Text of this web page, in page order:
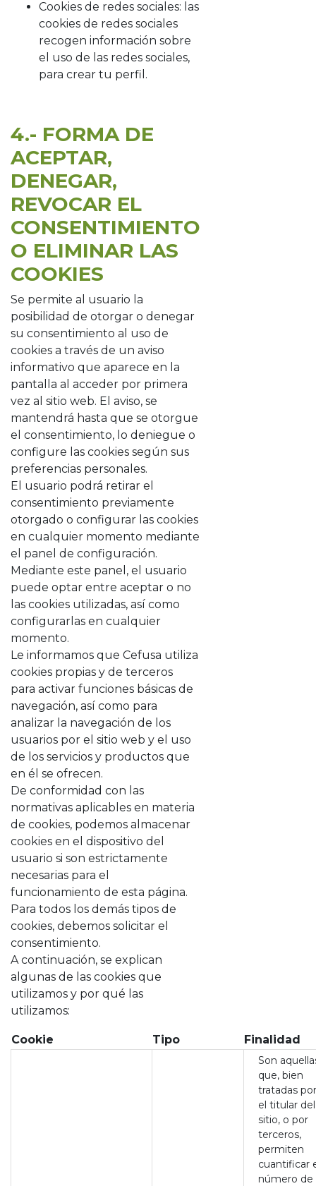
Cookies de redes sociales: las
cookies de redes sociales
recogen información sobre
el uso de las redes sociales,
para crear tu perfil.
4.- FORMA DE
ACEPTAR,
DENEGAR,
REVOCAR EL
CONSENTIMIENTO
O ELIMINAR LAS
COOKIES
Se permite al usuario la
posibilidad de otorgar o denegar
su consentimiento al uso de
cookies a través de un aviso
informativo que aparece en la
pantalla al acceder por primera
vez al sitio web. El aviso, se
mantendrá hasta que se otorgue
el consentimiento, lo deniegue o
configure las cookies según sus
preferencias personales.
El usuario podrá retirar el
consentimiento previamente
otorgado o configurar las cookies
en cualquier momento mediante
el panel de configuración.
Mediante este panel, el usuario
puede optar entre aceptar o no
las cookies utilizadas, así como
configurarlas en cualquier
momento.
Le informamos que Cefusa utiliza
cookies propias y de terceros
para activar funciones básicas de
navegación, así como para
analizar la navegación de los
usuarios por el sitio web y el uso
de los servicios y productos que
en él se ofrecen.
De conformidad con las
normativas aplicables en materia
de cookies, podemos almacenar
cookies en el dispositivo del
usuario si son estrictamente
necesarias para el
funcionamiento de esta página.
Para todos los demás tipos de
cookies, debemos solicitar el
consentimiento.
A continuación, se explican
algunas de las cookies que
utilizamos y por qué las
utilizamos:
Cookie Tipo Finalidad
Son
que, bien
tratadas por
el titular del
sitio, o por
terceros,
permiten
cuantificar
número de